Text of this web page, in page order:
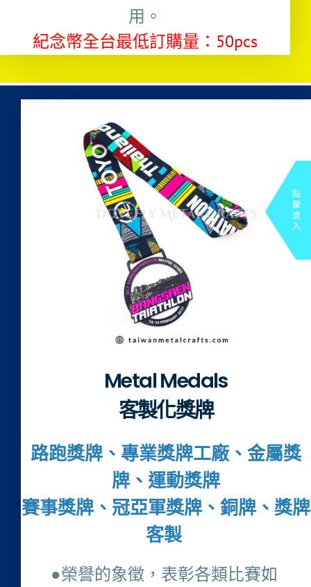
用。
紀念幣全台最低訂購量：50pcs
Metal Medals
客製化獎牌
路跑獎牌、專業獎牌工廠、金屬獎
牌、運動獎牌
賽事獎牌、冠亞軍獎牌、銅牌、獎牌
客製
●榮譽的象徵，表彰各類比賽如